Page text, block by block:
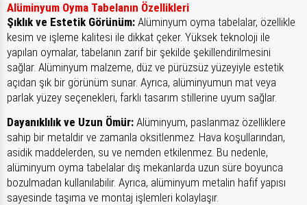
Alüminyum Oyma Tabelanın Özellikleri
Şıklık ve Estetik Görünüm: Alüminyum oyma tabelalar, özellikle
kesim ve işleme kalitesi ile dikkat çeker. Yüksek teknoloji ile
yapılan oymalar, tabelanın zarif bir şekilde şekillendirilmesini
sağlar. Alüminyum malzeme, düz ve pürüzsüz yüzeyiyle estetik
açıdan şık bir görünüm sunar. Ayrıca, alüminyumun mat veya
parlak yüzey seçenekleri, farklı tasarım stillerine uyum sağlar.
Dayanıklılık ve Uzun Ömür: Alüminyum, paslanmaz özelliklere
sahip bir metaldir ve zamanla oksitlenmez. Hava koşullarından,
asidik maddelerden, su ve nemden etkilenmez. Bu nedenle,
alüminyum oyma tabelalar dış mekanlarda uzun süre boyunca
bozulmadan kullanılabilir. Ayrıca, alüminyum metalin hafif yapısı
sayesinde taşıma ve montaj işlemleri kolaylaşır.